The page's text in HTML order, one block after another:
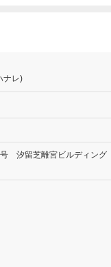
ナレ)
汐留芝離宮ビルディング